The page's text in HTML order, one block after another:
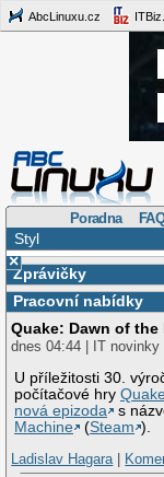
AbcLinuxu.cz
Poradna
Styl
×
Zprávičky
Pracovní nabídky
Quake: Dawn of the
dnes 04:44 | IT novinky
U příležitosti 30.
počítačové hry
nová epizoda
s
Machine
(Steam ).
Ladislav Hagara|